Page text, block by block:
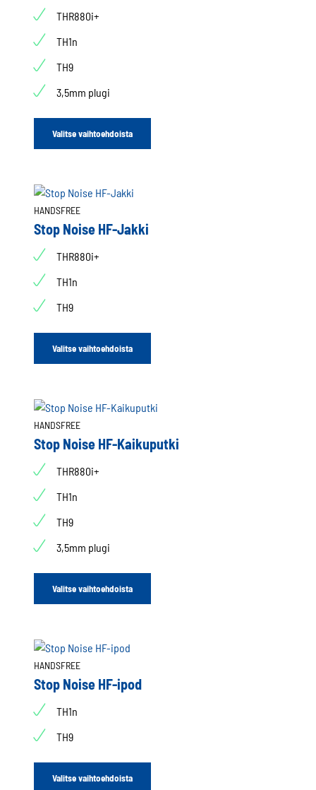
THR880i+
TH1n
TH9
3,5mm plugi
Valitse vaihtoehdoista
HANDSFREE
Stop Noise HF-Jakki
THR880i+
TH1n
TH9
Valitse vaihtoehdoista
HANDSFREE
Stop Noise HF-Kaikuputki
THR880i+
TH1n
TH9
3,5mm plugi
Valitse vaihtoehdoista
HANDSFREE
Stop Noise HF-ipod
TH1n
TH9
Valitse vaihtoehdoista